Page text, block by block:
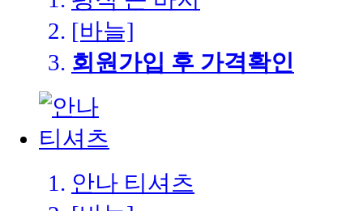
[바늘]
회원가입 후 가격확인
안나 티셔츠